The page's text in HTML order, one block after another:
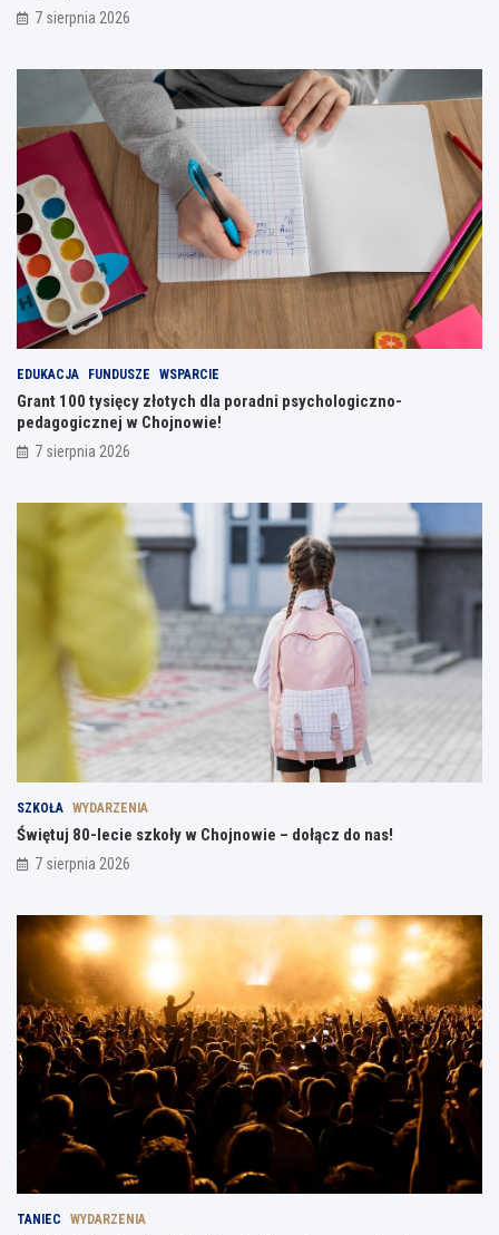
7 sierpnia 2026
EDUKACJA FUNDUSZE WSPARCIE
Grant 100 tysięcy złotych dla poradni psychologiczno-
pedagogicznej w Chojnowie!
7 sierpnia 2026
SZKOŁA WYDARZENIA
Świętuj 80-lecie szkoły w Chojnowie – dołącz do nas!
7 sierpnia 2026
TANIEC WYDARZENIA